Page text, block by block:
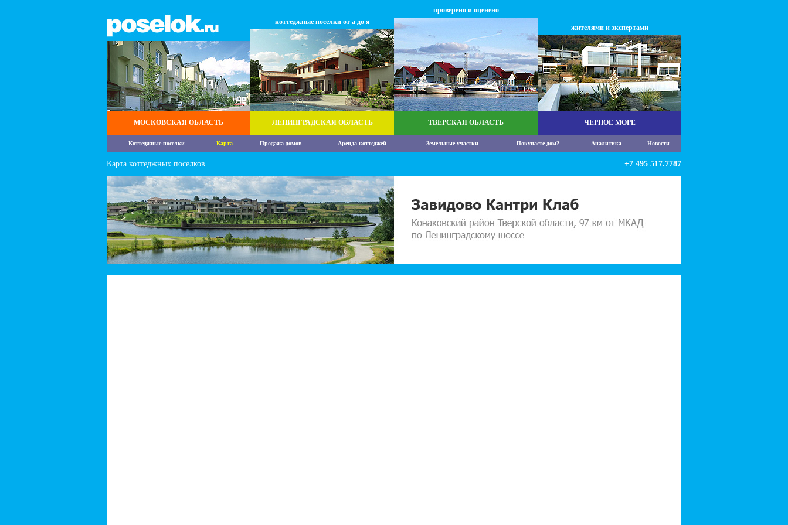
МОСКОВСКАЯ ОБЛАСТЬ
коттеджные поселки от а до я
ЛЕНИНГРАДСКАЯ ОБЛАСТЬ
проверено и оценено
ТВЕРСКАЯ ОБЛАСТЬ
жителями и экспертами
ЧЕРНОЕ МОРЕ
Коттеджные поселки Карта Продажа домов Аренда коттеджей Земельные участки Покупаете дом? Аналитика Новости
Карта коттеджных поселков +7 495 517.7787